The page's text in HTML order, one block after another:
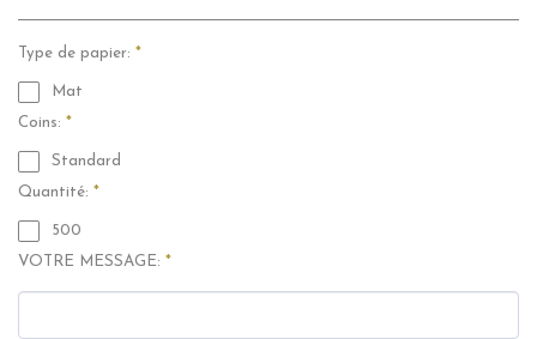
Type de papier: *
Mat
Coins: *
Standard
Quantité: *
500
VOTRE MESSAGE: *